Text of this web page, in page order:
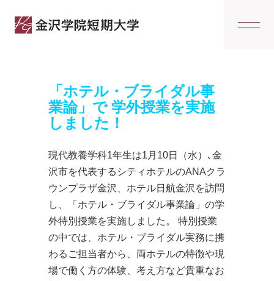
実施しました！
「ホテル・ブライダル事
業論」で 学外授業を実施
しました！
現代教養学科1年生は1月10日（水）､金
沢市を代表するシティホテルのANAクラ
ウンプラザ金沢、ホテル日航金沢を訪問
し、「ホテル・ブライダル事業論」の学
外特別授業を実施しました。 特別授業
の中では、ホテル・ブライダル実務に携
わるご担当者から、両ホテルの特徴や現
場で働く方の体験、考え方など貴重なお